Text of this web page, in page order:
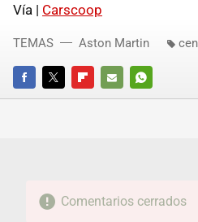
Vía | Carscoop
FACEBOOKTWITTERFLIPBOARD
E-
WHATSAPP
TEMAS Aston Martin
Comentarios cerrados